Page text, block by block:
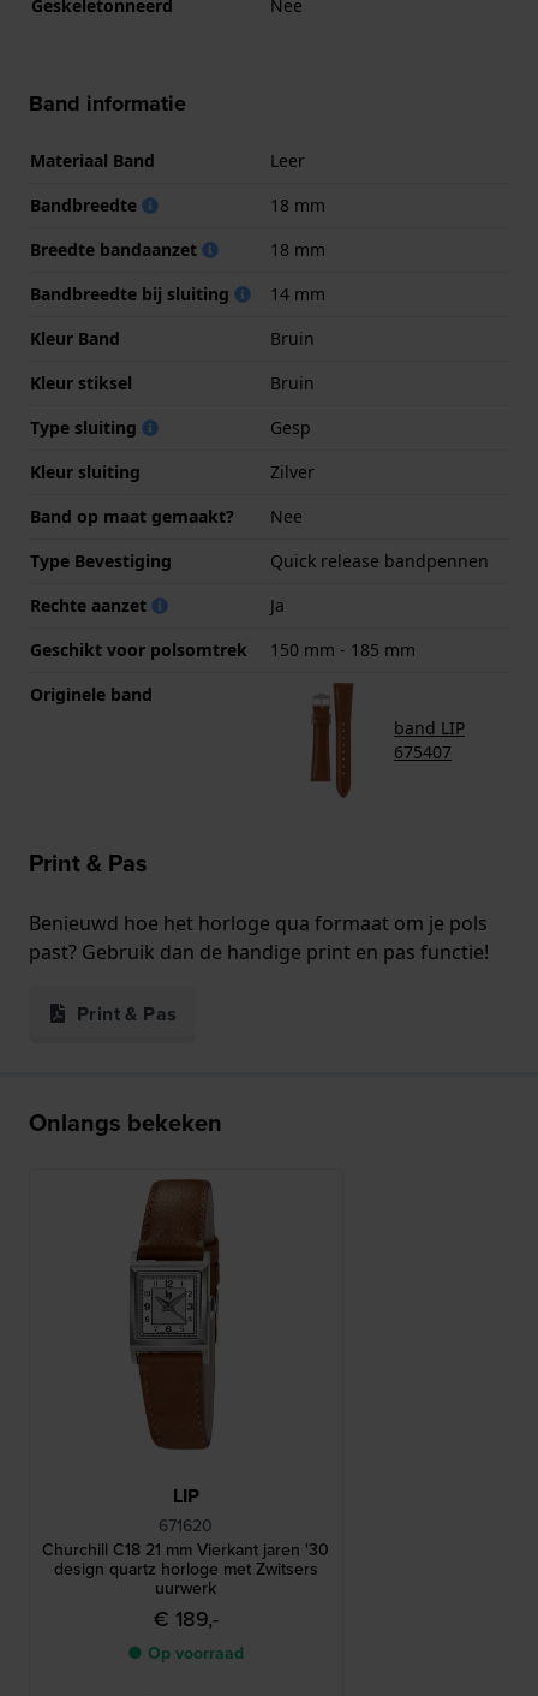
Geskeletonneerd
Nee
Band informatie
Materiaal Band
Leer
Bandbreedte
18 mm
Breedte bandaanzet
18 mm
Bandbreedte bij sluiting
14 mm
Kleur Band
Bruin
Kleur stiksel
Bruin
Type sluiting
Gesp
Kleur sluiting
Zilver
Band op maat gemaakt?
Nee
Type Bevestiging
Quick release bandpennen
Rechte aanzet
Ja
Geschikt voor polsomtrek
150 mm - 185 mm
Originele band
band LIP
675407
Print & Pas
Benieuwd hoe het horloge qua formaat om je pols
past? Gebruik dan de handige print en pas functie!
Print & Pas
Onlangs bekeken
LIP
671620
Churchill C18 21 mm Vierkant jaren '30
design quartz horloge met Zwitsers
uurwerk
€ 189,-
● Op voorraad